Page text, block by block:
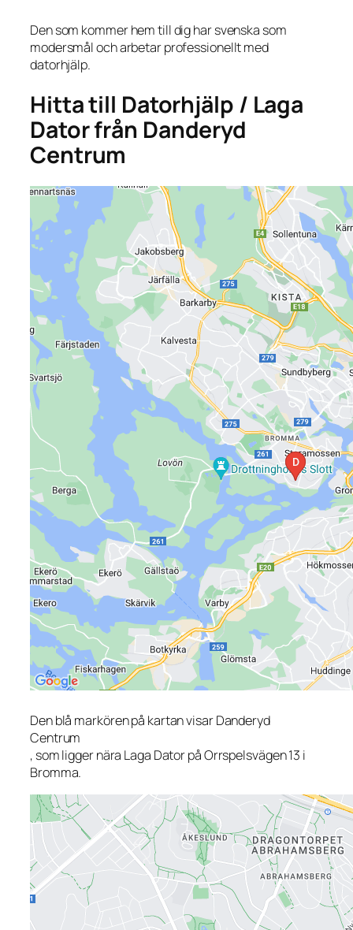
Den som kommer hem till dig har svenska som
modersmål och arbetar professionellt med
datorhjälp.
Hitta till Datorhjälp / Laga
Dator från Danderyd
Centrum
Den blå markören på kartan visar Danderyd
Centrum
, som ligger nära Laga Dator på Orrspelsvägen 13 i
Bromma.